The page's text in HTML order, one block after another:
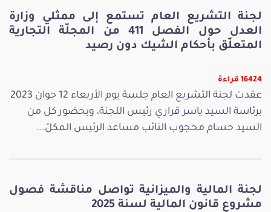
لجنة التشريع العام تستمع إلى ممثلي وزارة
العدل حول الفصل 411 من المجلّة التجارية
المتعلّق بأحكام الشيك دون رصيد
16424 قراءة
عقدت لجنة التشريع العام جلسة يوم الأربعاء 12 جوان 2023
برئاسة السيد ياسر قراري رئيس اللجنة، وبحضور كل من
السيد حسام محجوب النائب مساعد الرئيس المكلّ...
لجنة المالية والميزانية تواصل مناقشة فصول
مشروع قانون المالية لسنة 2025